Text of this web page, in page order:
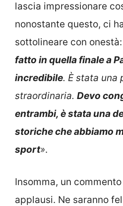
lascia impressionare
nonostante questo, ci
sottolineare con onestà:
fatto in quella finale a
incredibile. È stata una
straordinaria. Devo
entrambi, è stata una
storiche che abbiamo
sport».
Insomma, un
applausi. Ne saranno